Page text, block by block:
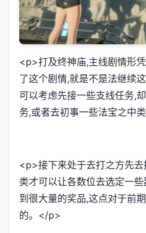
<p>打及终神庙,主线剧情形
了这个剧情,就是不是法继续
可以考虑先接一些支线任务,
务,或者去初事一些法宝之中
<p>接下来处于去打之方先
类才可以让各数位去选定一
到很大量的奖品,这点对于前
的。</p>